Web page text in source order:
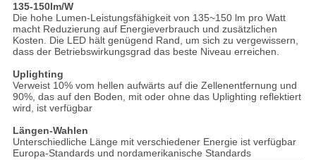
135-150lm/W
Die hohe Lumen-Leistungsfähigkeit von 135~150 lm pro Watt
macht Reduzierung auf Energieverbrauch und zusätzlichen
Kosten. Die LED hält genügend Rand, um sich zu vergewissern,
dass der Betriebswirkungsgrad das beste Niveau erreichen.
Uplighting
Verweist 10% vom hellen aufwärts auf die Zellenentfernung und
90%, das auf den Boden, mit oder ohne das Uplighting reflektiert
wird, ist verfügbar
Längen-Wahlen
Unterschiedliche Länge mit verschiedener Energie ist verfügbar
Europa-Standards und nordamerikanische Standards